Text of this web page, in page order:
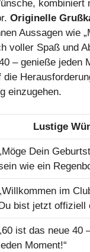
kombiniert
Originelle
Aussagen wie
voller Spaß und
– genieße jeden
die
einzugehen.
Lustige
Dein
wie ein
im
Du bist jetzt offiziell
ist das neue 40
Moment!“